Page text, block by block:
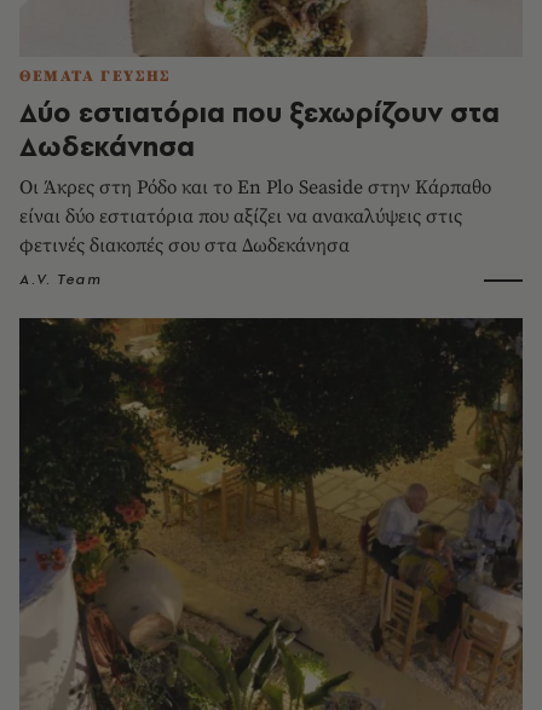
ΘΕΜΑΤΑ ΓΕΥΣΗΣ
Δύο εστιατόρια που ξεχωρίζουν στα
Δωδεκάνησα
Οι Άκρες στη Ρόδο και το En Plo Seaside στην Κάρπαθο
είναι δύο εστιατόρια που αξίζει να ανακαλύψεις στις
φετινές διακοπές σου στα Δωδεκάνησα
A.V. Team